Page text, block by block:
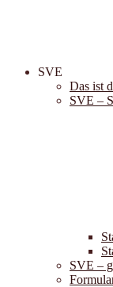
SVE
Das ist
SVE –
SVE –